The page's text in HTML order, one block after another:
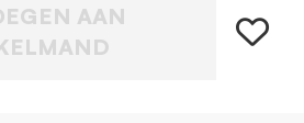
AAN